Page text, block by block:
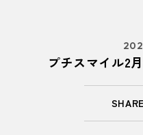
プチスマイル2
SHARE